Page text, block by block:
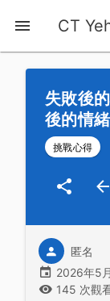
首頁 運動
失敗後
後的情
挑戰心得
匿名
2026年5
145 次觀